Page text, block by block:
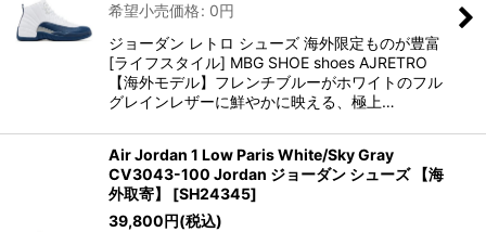
絞り込む
希望小売価格: 0円
ジョーダン レトロ シューズ 海外限定ものが豊富
[ライフスタイル] MBG SHOE shoes AJRETRO
【海外モデル】フレンチブルーがホワイトのフル
グレインレザーに鮮やかに映える、極上…
Air Jordan 1 Low Paris White/Sky Gray
CV3043-100 Jordan ジョーダン シューズ 【海
外取寄】
[SH24345]
39,800円(税込)